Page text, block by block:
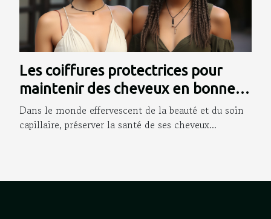
Les coiffures protectrices pour
maintenir des cheveux en bonne
santé
Dans le monde effervescent de la beauté et du soin
capillaire, préserver la santé de ses cheveux...